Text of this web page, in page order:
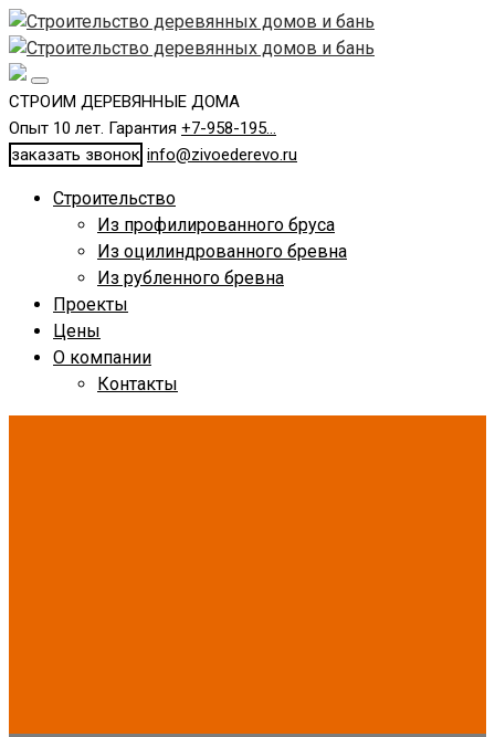
СТРОИМ ДЕРЕВЯННЫЕ ДОМА
Опыт 10 лет. Гарантия +7-958-195...
заказать звонок info@zivoederevo.ru
Строительство
Из профилированного бруса
Из оцилиндрованного бревна
Из рубленного бревна
Проекты
Цены
О компании
Контакты